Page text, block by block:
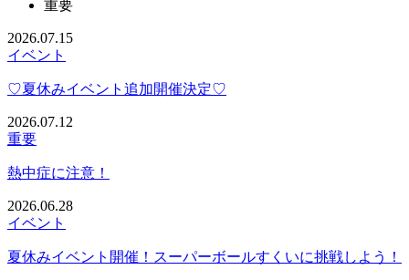
重要
2026.07.15
イベント
♡夏休みイベント追加開催決定♡
2026.07.12
重要
熱中症に注意！
2026.06.28
イベント
夏休みイベント開催！スーパーボールすくいに挑戦しよう！